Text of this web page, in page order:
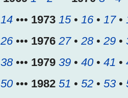
14••• 1973 15• 16• 17•
26••• 1976 27• 28• 29•
38••• 1979 39• 40• 41 •
50••• 1982 51 • 52• 53•